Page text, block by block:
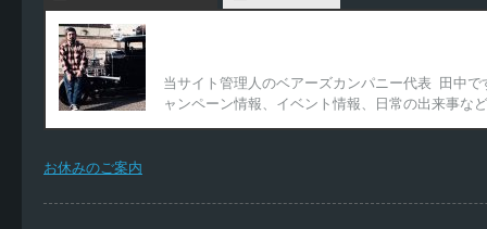
当サイト管理人のベアーズカンパニー代表 田中
ャンペーン情報、イベント情報、日常の出来事な
お休みのご案内